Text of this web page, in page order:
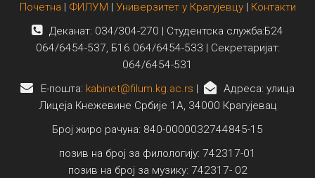
Почетна | ФИЛУМ | Универзитет у Крагујевцу| Контакти
Деканат: 034/304-270 | Студентска служба:Б24
064/6454-537, Б16 064/6454-533 | Секретаријат:
064/6454-531
E-пошта: kabinet@filum.kg.ac.rs |
Адреса: улица
Лицеја Кнежевине Србије 1А, 34000 Крагујевац
Број жиро рачуна: 840-0000032744845-15
позив на број за филологију: 742317-01
позив на број за музику: 742317- 02